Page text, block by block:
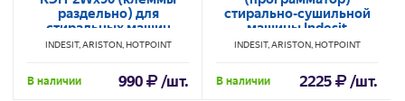
раздельно) для
стиральных машин
Indesit, Атлант
INDESIT, ARISTON, HOTPOINT
В наличии 990 /шт.
стирально-сушильной
машины Indesit
WDS1040TX C00050597
INDESIT, ARISTON, HOTPOINT
В наличии 2225 /шт.